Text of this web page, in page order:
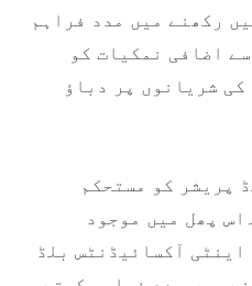
رکھنے میں مدد فراہم
اضافی نمکیات کو
شریانوں پر دباؤ
پریشر کو مستحکم
پھل میں موجود
آکسائیڈنٹس بلڈ